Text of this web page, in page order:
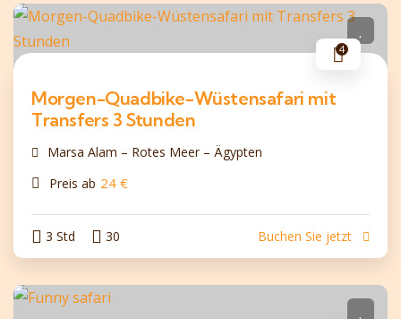
4
Morgen-Quadbike-Wüstensafari mit
Transfers 3 Stunden
Marsa Alam – Rotes Meer – Ägypten
Preis ab 24 €
3 Std 30 Buchen Sie jetzt